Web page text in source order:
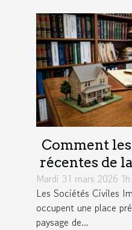
Comment
récentes de
elles
Mardi 31 mars 2026 1h
Les Sociétés Civiles
occupent une place
paysage de...